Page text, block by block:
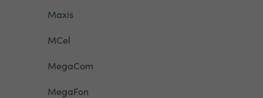
Maxis
MCel
MegaCom
MegaFon